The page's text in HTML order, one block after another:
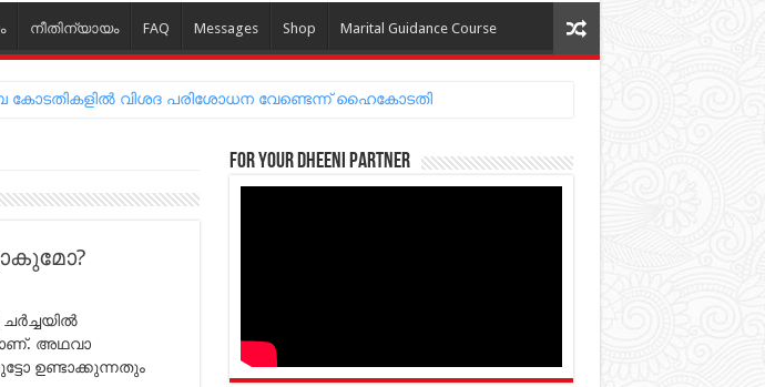
നീതിന്യായം FAQ Messages Shop Marital Guidance Course
വിശദ പരിശോധന വേണ്ടെന്ന് ഹൈകോടതി
അഥവാ
ഉണ്ടാക്കുന്നതും
For your Dheeni Partner